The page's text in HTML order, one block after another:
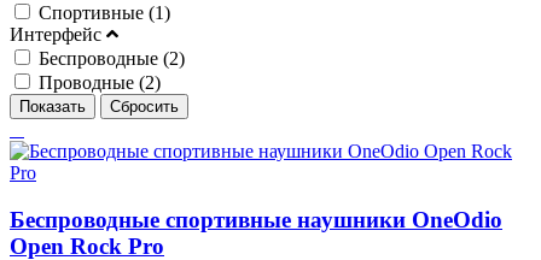
Спортивные (1)
Интерфейс
Беспроводные (2)
Проводные (2)
Беспроводные спортивные наушники OneOdio
Open Rock Pro